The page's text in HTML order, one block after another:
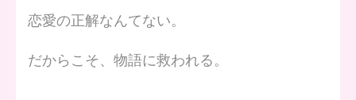
恋愛の正解なんてない。
だからこそ、物語に救われる。